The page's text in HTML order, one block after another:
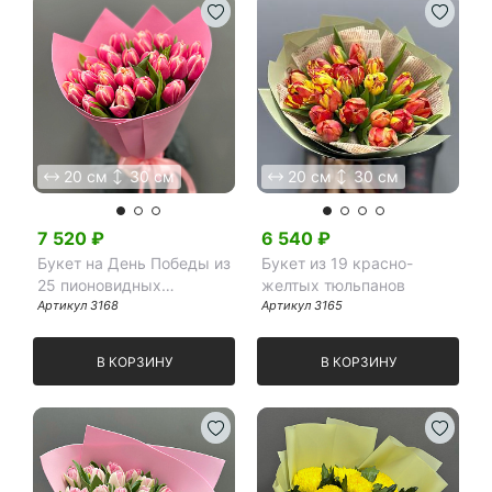
20 см 30 см
7 520 ₽
Букет на День Победы из
25 пионовидных
тюльпанов Колумбус в
Артикул 3168
В КОРЗИНУ
20 см 30 см
6 540 ₽
Букет из 19 красно-
желтых тюльпанов
Артикул 3165
В КОРЗИНУ